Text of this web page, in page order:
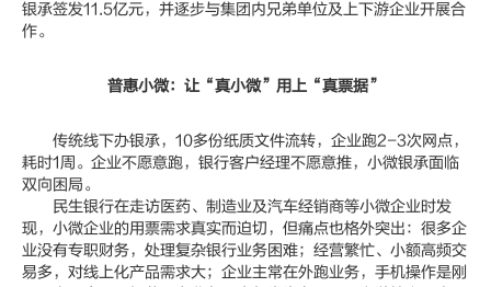
银承签发11.5亿元，并逐步与集团内兄弟单位及上下游企业开展合
作。
普惠小微：让“真小微”用上“真票据”
传统线下办银承，10多份纸质文件流转，企业跑2-3次网点，
耗时1周。企业不愿意跑，银行客户经理不愿意推，小微银承面临
双向困局。
民生银行在走访医药、制造业及汽车经销商等小微企业时发
现，小微企业的用票需求真实而迫切，但痛点也格外突出：很多企
业没有专职财务，处理复杂银行业务困难；经营繁忙、小额高频交
易多，对线上化产品需求大；企业主常在外跑业务，手机操作是刚